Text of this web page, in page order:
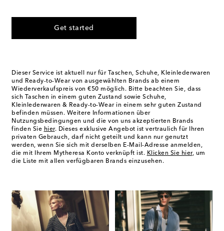
Get started
Dieser Service ist aktuell nur für Taschen, Schuhe, Kleinlederwaren
und Ready-to-Wear von ausgewählten Brands ab einem
Wiederverkaufspreis von €50 möglich. Bitte beachten Sie, dass
sich Taschen in einem guten Zustand sowie Schuhe,
Kleinlederwaren & Ready-to-Wear in einem sehr guten Zustand
befinden müssen. Weitere Informationen über
Nutzungsbedingungen und die von uns akzeptierten Brands
finden Sie hier. Dieses exklusive Angebot ist vertraulich für Ihren
privaten Gebrauch, darf nicht geteilt und kann nur genutzt
werden, wenn Sie sich mit derselben E-Mail-Adresse anmelden,
die mit Ihrem Mytheresa Konto verknüpft ist. Klicken Sie hier, um
die Liste mit allen verfügbaren Brands einzusehen.